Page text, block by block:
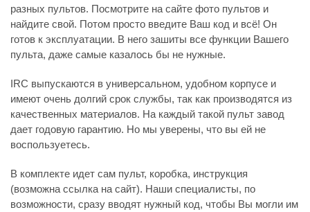
разных пультов. Посмотрите на сайте фото пультов и
найдите свой. Потом просто введите Ваш код и всё! Он
готов к эксплуатации. В него зашиты все функции Вашего
пульта, даже самые казалось бы не нужные.
IRC выпускаются в универсальном, удобном корпусе и
имеют очень долгий срок службы, так как производятся из
качественных материалов. На каждый такой пульт завод
дает годовую гарантию. Но мы уверены, что вы ей не
воспользуетесь.
В комплекте идет сам пульт, коробка, инструкция
(возможна ссылка на сайт). Наши специалисты, по
возможности, сразу вводят нужный код, чтобы Вы могли им